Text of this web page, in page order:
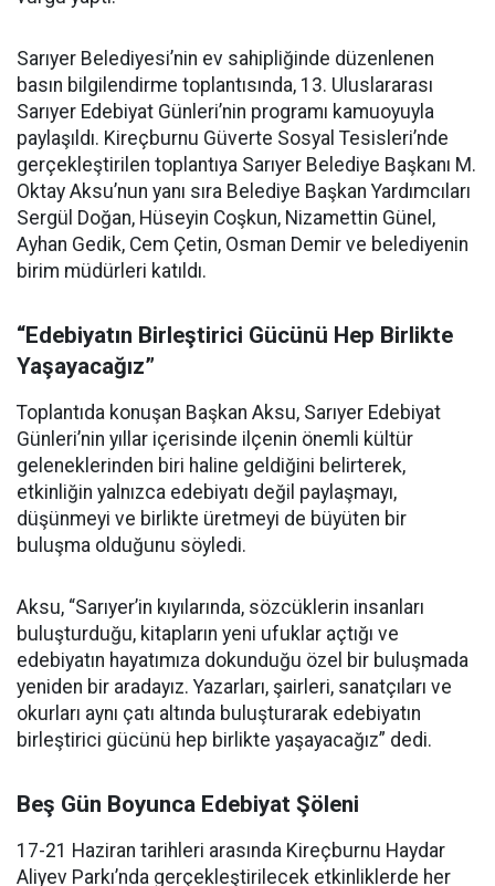
Sarıyer Belediyesi’nin ev sahipliğinde düzenlenen
basın bilgilendirme toplantısında, 13. Uluslararası
Sarıyer Edebiyat Günleri’nin programı kamuoyuyla
paylaşıldı. Kireçburnu Güverte Sosyal Tesisleri’nde
gerçekleştirilen toplantıya Sarıyer Belediye Başkanı M.
Oktay Aksu’nun yanı sıra Belediye Başkan Yardımcıları
Sergül Doğan, Hüseyin Coşkun, Nizamettin Günel,
Ayhan Gedik, Cem Çetin, Osman Demir ve belediyenin
birim müdürleri katıldı.
“Edebiyatın Birleştirici Gücünü Hep Birlikte
Yaşayacağız”
Toplantıda konuşan Başkan Aksu, Sarıyer Edebiyat
Günleri’nin yıllar içerisinde ilçenin önemli kültür
geleneklerinden biri haline geldiğini belirterek,
etkinliğin yalnızca edebiyatı değil paylaşmayı,
düşünmeyi ve birlikte üretmeyi de büyüten bir
buluşma olduğunu söyledi.
Aksu, “Sarıyer’in kıyılarında, sözcüklerin insanları
buluşturduğu, kitapların yeni ufuklar açtığı ve
edebiyatın hayatımıza dokunduğu özel bir buluşmada
yeniden bir aradayız. Yazarları, şairleri, sanatçıları ve
okurları aynı çatı altında buluşturarak edebiyatın
birleştirici gücünü hep birlikte yaşayacağız” dedi.
Beş Gün Boyunca Edebiyat Şöleni
17-21 Haziran tarihleri arasında Kireçburnu Haydar
Aliyev Parkı’nda gerçekleştirilecek etkinliklerde her